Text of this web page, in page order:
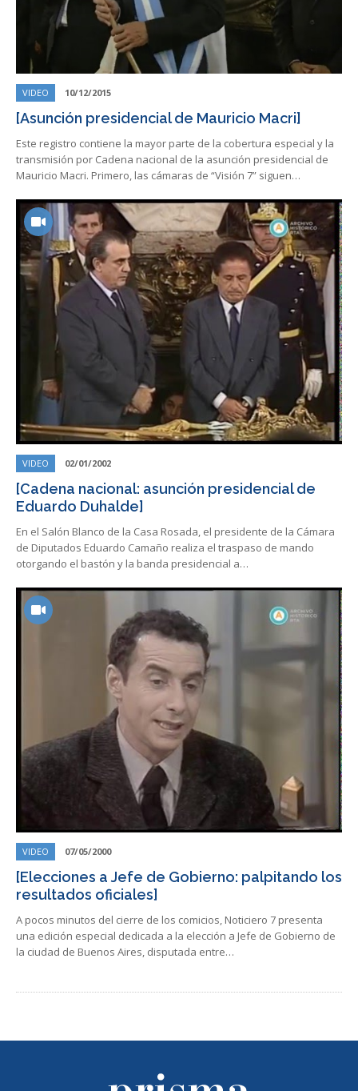
VIDEO 10/12/2015
[Asunción presidencial de Mauricio Macri]
Este registro contiene la mayor parte de la cobertura especial y la
transmisión por Cadena nacional de la asunción presidencial de
Mauricio Macri. Primero, las cámaras de “Visión 7” siguen…
VIDEO 02/01/2002
[Cadena nacional: asunción presidencial de
Eduardo Duhalde]
En el Salón Blanco de la Casa Rosada, el presidente de la Cámara
de Diputados Eduardo Camaño realiza el traspaso de mando
otorgando el bastón y la banda presidencial a…
VIDEO 07/05/2000
[Elecciones a Jefe de Gobierno: palpitando los
resultados oficiales]
A pocos minutos del cierre de los comicios, Noticiero 7 presenta
una edición especial dedicada a la elección a Jefe de Gobierno de
la ciudad de Buenos Aires, disputada entre…